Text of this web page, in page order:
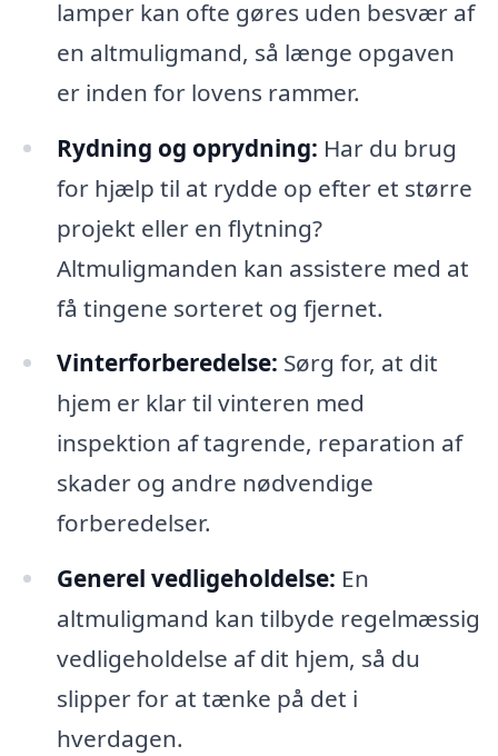
lamper kan ofte gøres uden besvær af
en altmuligmand, så længe opgaven
er inden for lovens rammer.
Rydning og oprydning: Har du brug
for hjælp til at rydde op efter et større
projekt eller en flytning?
Altmuligmanden kan assistere med at
få tingene sorteret og fjernet.
Vinterforberedelse: Sørg for, at dit
hjem er klar til vinteren med
inspektion af tagrende, reparation af
skader og andre nødvendige
forberedelser.
Generel vedligeholdelse: En
altmuligmand kan tilbyde regelmæssig
vedligeholdelse af dit hjem, så du
slipper for at tænke på det i
hverdagen.